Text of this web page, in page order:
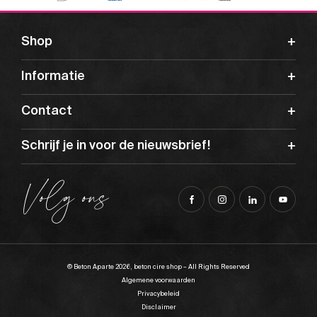
Shop
Informatie
Contact
Schrijf je in voor de nieuwsbrief!
Volg ons
© Beton Aparte 2026, beton cire shop – All Rights Reserved
Algemene voorwaarden
Privacybeleid
Disclaimer